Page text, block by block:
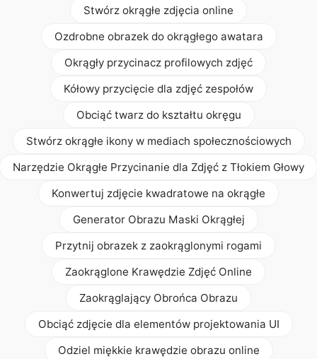
Stwórz okrągłe zdjęcia online
Ozdrobne obrazek do okrągłego awatara
Okrągły przycinacz profilowych zdjęć
Kółowy przycięcie dla zdjęć zespołów
Obciąć twarz do kształtu okręgu
Stwórz okrągłe ikony w mediach społecznościowych
Narzędzie Okrągłe Przycinanie dla Zdjęć z Tłokiem Głowy
Konwertuj zdjęcie kwadratowe na okrągłe
Generator Obrazu Maski Okrągłej
Przytnij obrazek z zaokrąglonymi rogami
Zaokrąglone Krawędzie Zdjęć Online
Zaokrąglający Obrońca Obrazu
Obciąć zdjęcie dla elementów projektowania UI
Odziel miękkie krawędzie obrazu online